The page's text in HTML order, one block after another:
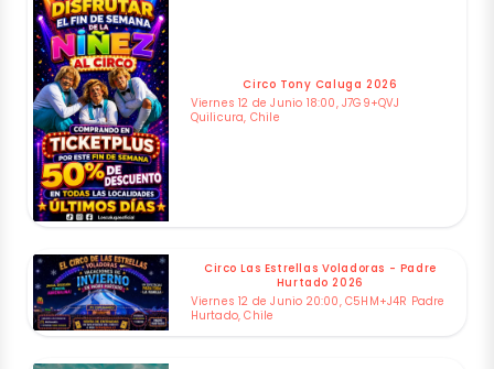
Circo Tony Caluga 2026
Viernes 12 de Junio 18:00, J7G9+QVJ
Quilicura, Chile
Circo Las Estrellas Voladoras - Padre
Hurtado 2026
Viernes 12 de Junio 20:00, C5HM+J4R Padre
Hurtado, Chile